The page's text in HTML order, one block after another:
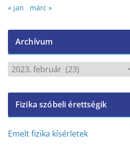
« jan márc »
Archívum
r
c
í
v
Fizika szóbeli érettségik
Emelt fizika kísérletek